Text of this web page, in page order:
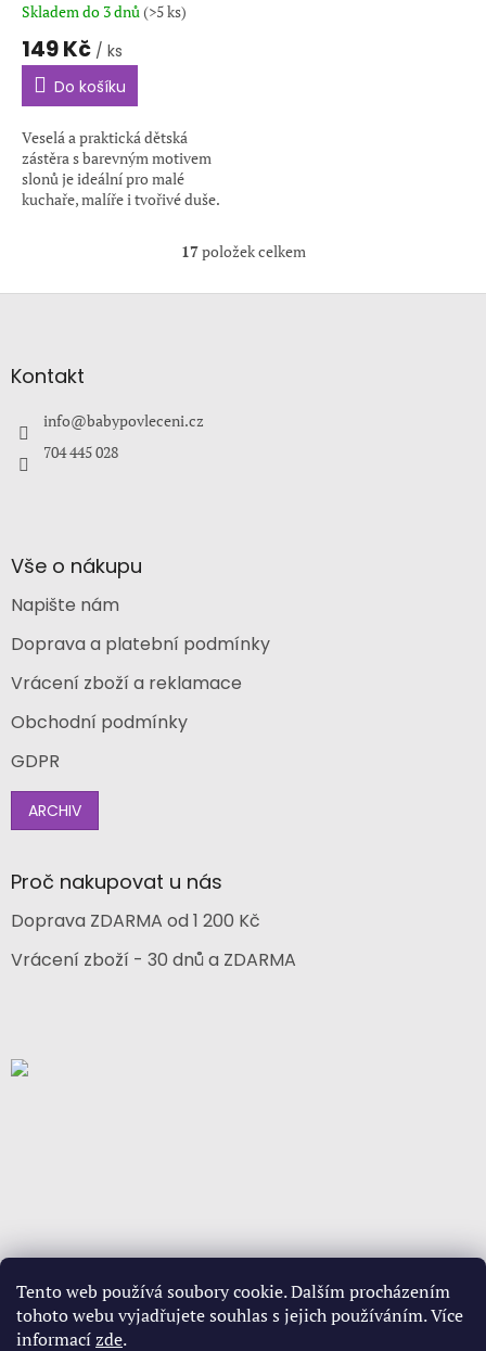
Tento web používá soubory cookie. Dalším procházením
tohoto webu vyjadřujete souhlas s jejich používáním. Více
informacízde.
Skladem do 3 dnů(>5 ks)
149 Kč / ks
Do košíku
Veselá a praktická dětská
zástěra s barevným motivem
slonů je ideální pro malé
kuchaře, malíře i tvořivé duše.
rády pomáhají v kuchyni nebo
O
l
u
17položek celkem
aKontakt
info@babypovleceni.cz
704 445 028
Vše o nákupu
Napište nám
Doprava a platební podmínky
Vrácení zboží a reklamace
Obchodní podmínky
GDPR
ARCHIV
Proč nakupovat u nás
Doprava ZDARMA od 1 200 Kč
Vrácení zboží - 30 dnů a ZDARMA